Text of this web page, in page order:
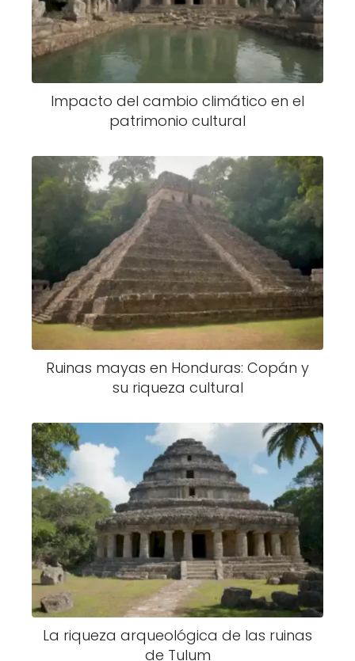
Impacto del cambio climático en el
patrimonio cultural
Ruinas mayas en Honduras: Copán y
su riqueza cultural
La riqueza arqueológica de las ruinas
de Tulum